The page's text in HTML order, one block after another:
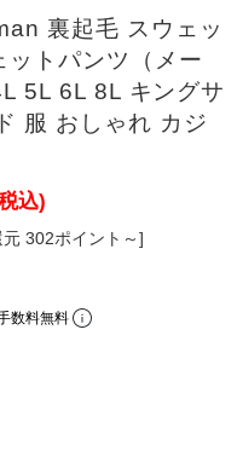
裏起毛 スウェッ
ットパンツ（メー
5L 6L 8L キングサ
服 おしゃれ カジ
込)
302ポイント～]
数料無料